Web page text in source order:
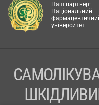
Наш партнер:
Національний
університет